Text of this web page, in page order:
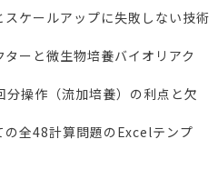
ケールアップに失敗しない技術
ーと微生物培養バイオリアク
操作（流加培養）の利点と欠
全48計算問題のExcelテンプ